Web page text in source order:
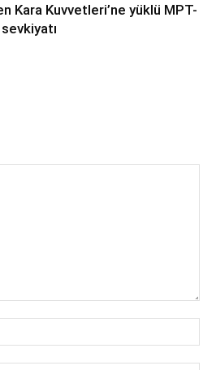
Kara Kuvvetleri’ne yüklü MPT-